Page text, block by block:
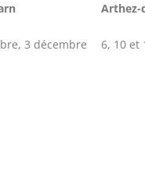
Arthez-
3 décembre 6, 10 et